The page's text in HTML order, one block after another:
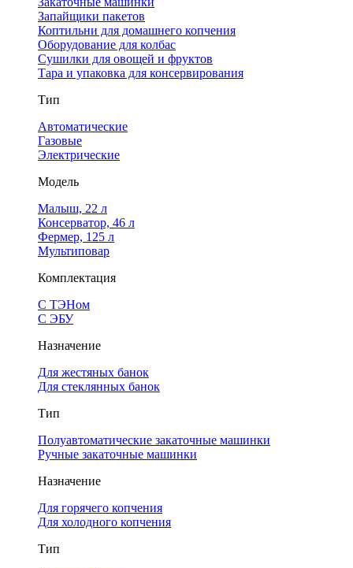
Запайщики пакетов
Коптильни для домашнего копчения
Оборудование для колбас
Сушилки для овощей и фруктов
Тара и упаковка для консервирования
Тип
Автоматические
Газовые
Электрические
Модель
Малыш, 22 л
Консерватор, 46 л
Фермер, 125 л
Мультиповар
Комплектация
С ТЭНом
С ЭБУ
Назначение
Для жестяных банок
Для стеклянных банок
Тип
Полуавтоматические закаточные машинки
Ручные закаточные машинки
Назначение
Для горячего копчения
Для холодного копчения
Тип